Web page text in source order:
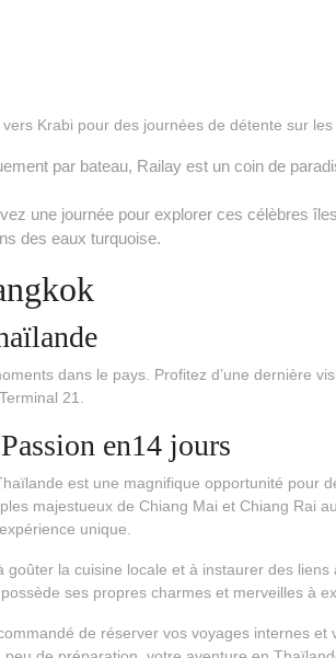
Krabi pour des journées de détente sur
par bateau, Railay est un coin de
une journée pour explorer ces célèbres
des eaux turquoise.
dans le pays. Profitez d’une dernière
21.
en14 jours
est une magnifique opportunité pour
majestueux de Chiang Mai et Chiang Rai
unique.
goûter la cuisine locale et à instaurer des
ses propres charmes et merveilles à
de réserver vos voyages internes et